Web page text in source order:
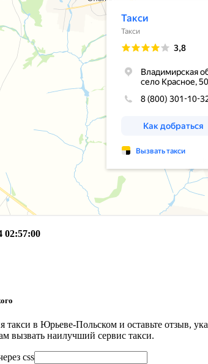
02:57:00
такси в Юрьеве-Польском и оставьте отзыв,
вызвать наилучший сервис такси.
css